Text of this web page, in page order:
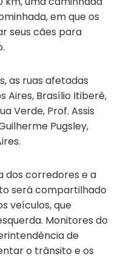
em que os
seus cães para
as ruas afetadas
Aires, Brasílio Itiberê,
Verde, Prof. Assis
Pugsley,
dos corredores e a
será compartilhado
veículos, que
Monitores do
de
o trânsito e os